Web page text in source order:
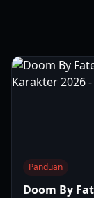
Panduan
Doom By